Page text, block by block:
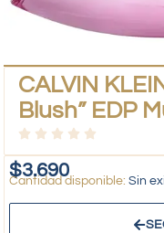
CALVIN
Blush” EDP
$3.690 Sin